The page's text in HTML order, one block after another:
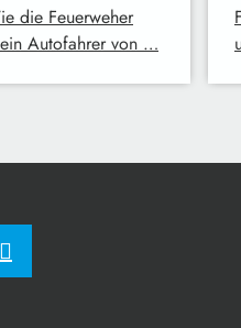
die Feuerweher
Autofahrer von …